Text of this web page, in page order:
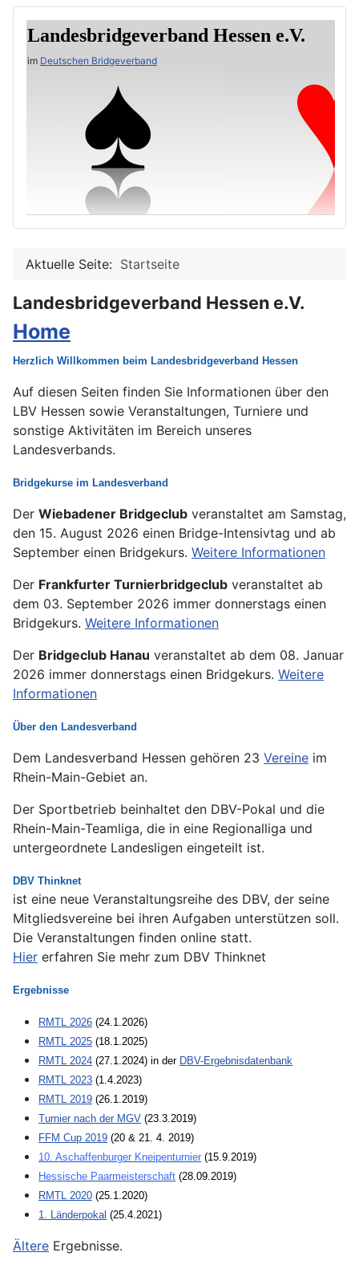
Landesbridgeverband Hessen e.V.
im Deutschen Bridgeverband
Aktuelle Seite: Startseite
Landesbridgeverband Hessen e.V.
Home
Herzlich Willkommen beim Landesbridgeverband Hessen
Auf diesen Seiten finden Sie Informationen über den
LBV Hessen sowie Veranstaltungen, Turniere und
sonstige Aktivitäten im Bereich unseres
Landesverbands.
Bridgekurse im Landesverband
Der Wiebadener Bridgeclub veranstaltet am Samstag,
den 15. August 2026 einen Bridge-Intensivtag und ab
September einen Bridgekurs. Weitere Informationen
Der Frankfurter Turnierbridgeclub veranstaltet ab
dem 03. September 2026 immer donnerstags einen
Bridgekurs. Weitere Informationen
Der Bridgeclub Hanau veranstaltet ab dem 08. Januar
2026 immer donnerstags einen Bridgekurs. Weitere
Informationen
Über den Landesverband
Dem Landesverband Hessen gehören 23 Vereine im
Rhein-Main-Gebiet an.
Der Sportbetrieb beinhaltet den DBV-Pokal und die
Rhein-Main-Teamliga, die in eine Regionalliga und
untergeordnete Landesligen eingeteilt ist.
DBV Thinknet
ist eine neue Veranstaltungsreihe des DBV, der seine
Mitgliedsvereine bei ihren Aufgaben unterstützen soll.
Die Veranstaltungen finden online statt.
Hier erfahren Sie mehr zum DBV Thinknet
Ergebnisse
RMTL 2026 (24.1.2026)
RMTL 2025 (18.1.2025)
RMTL 2024 (27.1.2024) in der DBV-Ergebnisdatenbank
RMTL 2023 (1.4.2023)
RMTL 2019 (26.1.2019)
Turnier nach der MGV (23.3.2019)
FFM Cup 2019 (20 & 21. 4. 2019)
10. Aschaffenburger Kneipenturnier (15.9.2019)
Hessische Paarmeisterschaft (28.09.2019)
RMTL 2020 (25.1.2020)
1. Länderpokal (25.4.2021)
Ältere Ergebnisse.